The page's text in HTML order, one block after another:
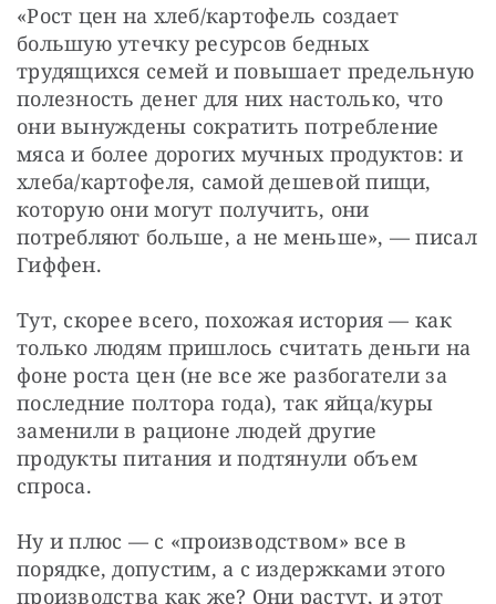
«Рост цен на хлеб/картофель создает
большую утечку ресурсов бедных
трудящихся семей и повышает предельную
полезность денег для них настолько, что
они вынуждены сократить потребление
мяса и более дорогих мучных продуктов: и
хлеба/картофеля, самой дешевой пищи,
которую они могут получить, они
потребляют больше, а не меньше», — писал
Гиффен.
Тут, скорее всего, похожая история — как
только людям пришлось считать деньги на
фоне роста цен (не все же разбогатели за
последние полтора года), так яйца/куры
заменили в рационе людей другие
продукты питания и подтянули объем
спроса.
Ну и плюс — с «производством» все в
порядке, допустим, а с издержками этого
производства как же? Они растут, и этот